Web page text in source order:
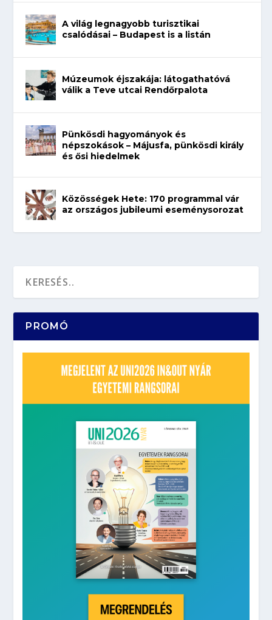
A világ legnagyobb turisztikai
csalódásai – Budapest is a listán
Múzeumok éjszakája: látogathatóvá
válik a Teve utcai Rendőrpalota
Pünkösdi hagyományok és
népszokások – Májusfa, pünkösdi király
és ősi hiedelmek
Közösségek Hete: 170 programmal vár
az országos jubileumi eseménysorozat
PROMÓ